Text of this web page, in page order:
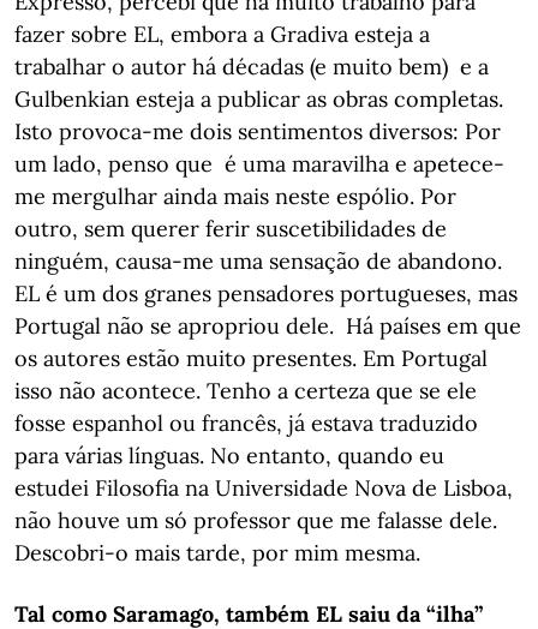
fazer sobre EL, embora a Gradiva esteja a
trabalhar o autor há décadas (e muito bem) e a
Gulbenkian esteja a publicar as obras completas.
Isto provoca-me dois sentimentos diversos: Por
um lado, penso que é uma maravilha e apetece-
me mergulhar ainda mais neste espólio. Por
outro, sem querer ferir suscetibilidades de
ninguém, causa-me uma sensação de abandono.
EL é um dos granes pensadores portugueses, mas
Portugal não se apropriou dele. Há países em que
os autores estão muito presentes. Em Portugal
isso não acontece. Tenho a certeza que se ele
fosse espanhol ou francês, já estava traduzido
para várias línguas. No entanto, quando eu
estudei Filosofia na Universidade Nova de Lisboa,
não houve um só professor que me falasse dele.
Descobri-o mais tarde, por mim mesma.
Tal como Saramago, também EL saiu da “ilha”